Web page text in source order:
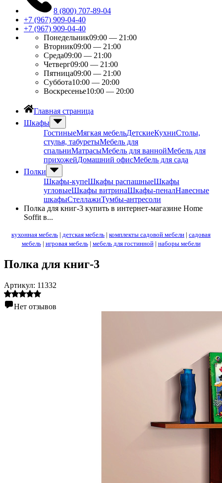
8 (800) 707-89-04
+7 (967) 909-04-40
+7 (967) 909-04-40
Понедельник09:00 — 21:00
Вторник09:00 — 21:00
Среда09:00 — 21:00
Четверг09:00 — 21:00
Пятница09:00 — 21:00
Суббота10:00 — 20:00
Воскресенье10:00 — 20:00
Главная страница
Шкафы
ГостиныеМягкая мебельДетскиеКухниСтолы,
стулья, табуретыМебель для
спальниМатрасыМебель для ваннойМебель для
прихожейДомашний офисМебель для сада
Полки
Шкафы-купеШкафы распашныеШкафы
угловыеШкафы витринаШкафы-пеналНавесные
шкафыСтеллажиТумбы-антресоли
Полка для книг-3 купить в интернет-магазине Home
Soffit в...
кухонная мебель | детская мебель | комплекты садовой мебели | садовая
мебель| игровая мебель| мебель для гостинной| наборы мебели
Полка для книг-3
Артикул: 11332
Нет отзывов